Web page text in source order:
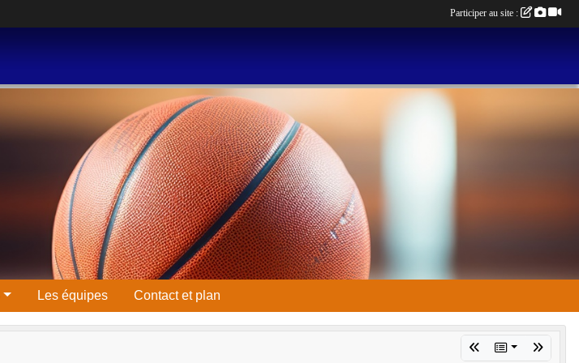
Les équipes Contact et plan
Participer au site :